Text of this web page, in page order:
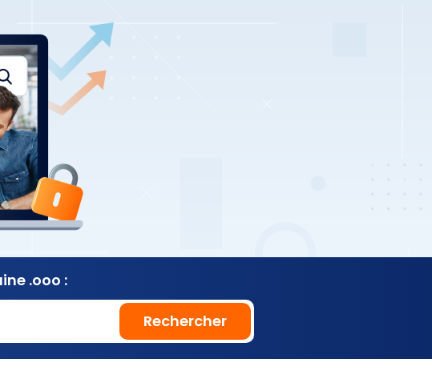
.ooo :
Rechercher